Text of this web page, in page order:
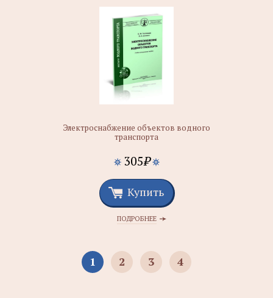
Электроснабжение объектов водного
транспорта
305₽
Купить
ПОДРОБНЕЕ
1 2 3 4